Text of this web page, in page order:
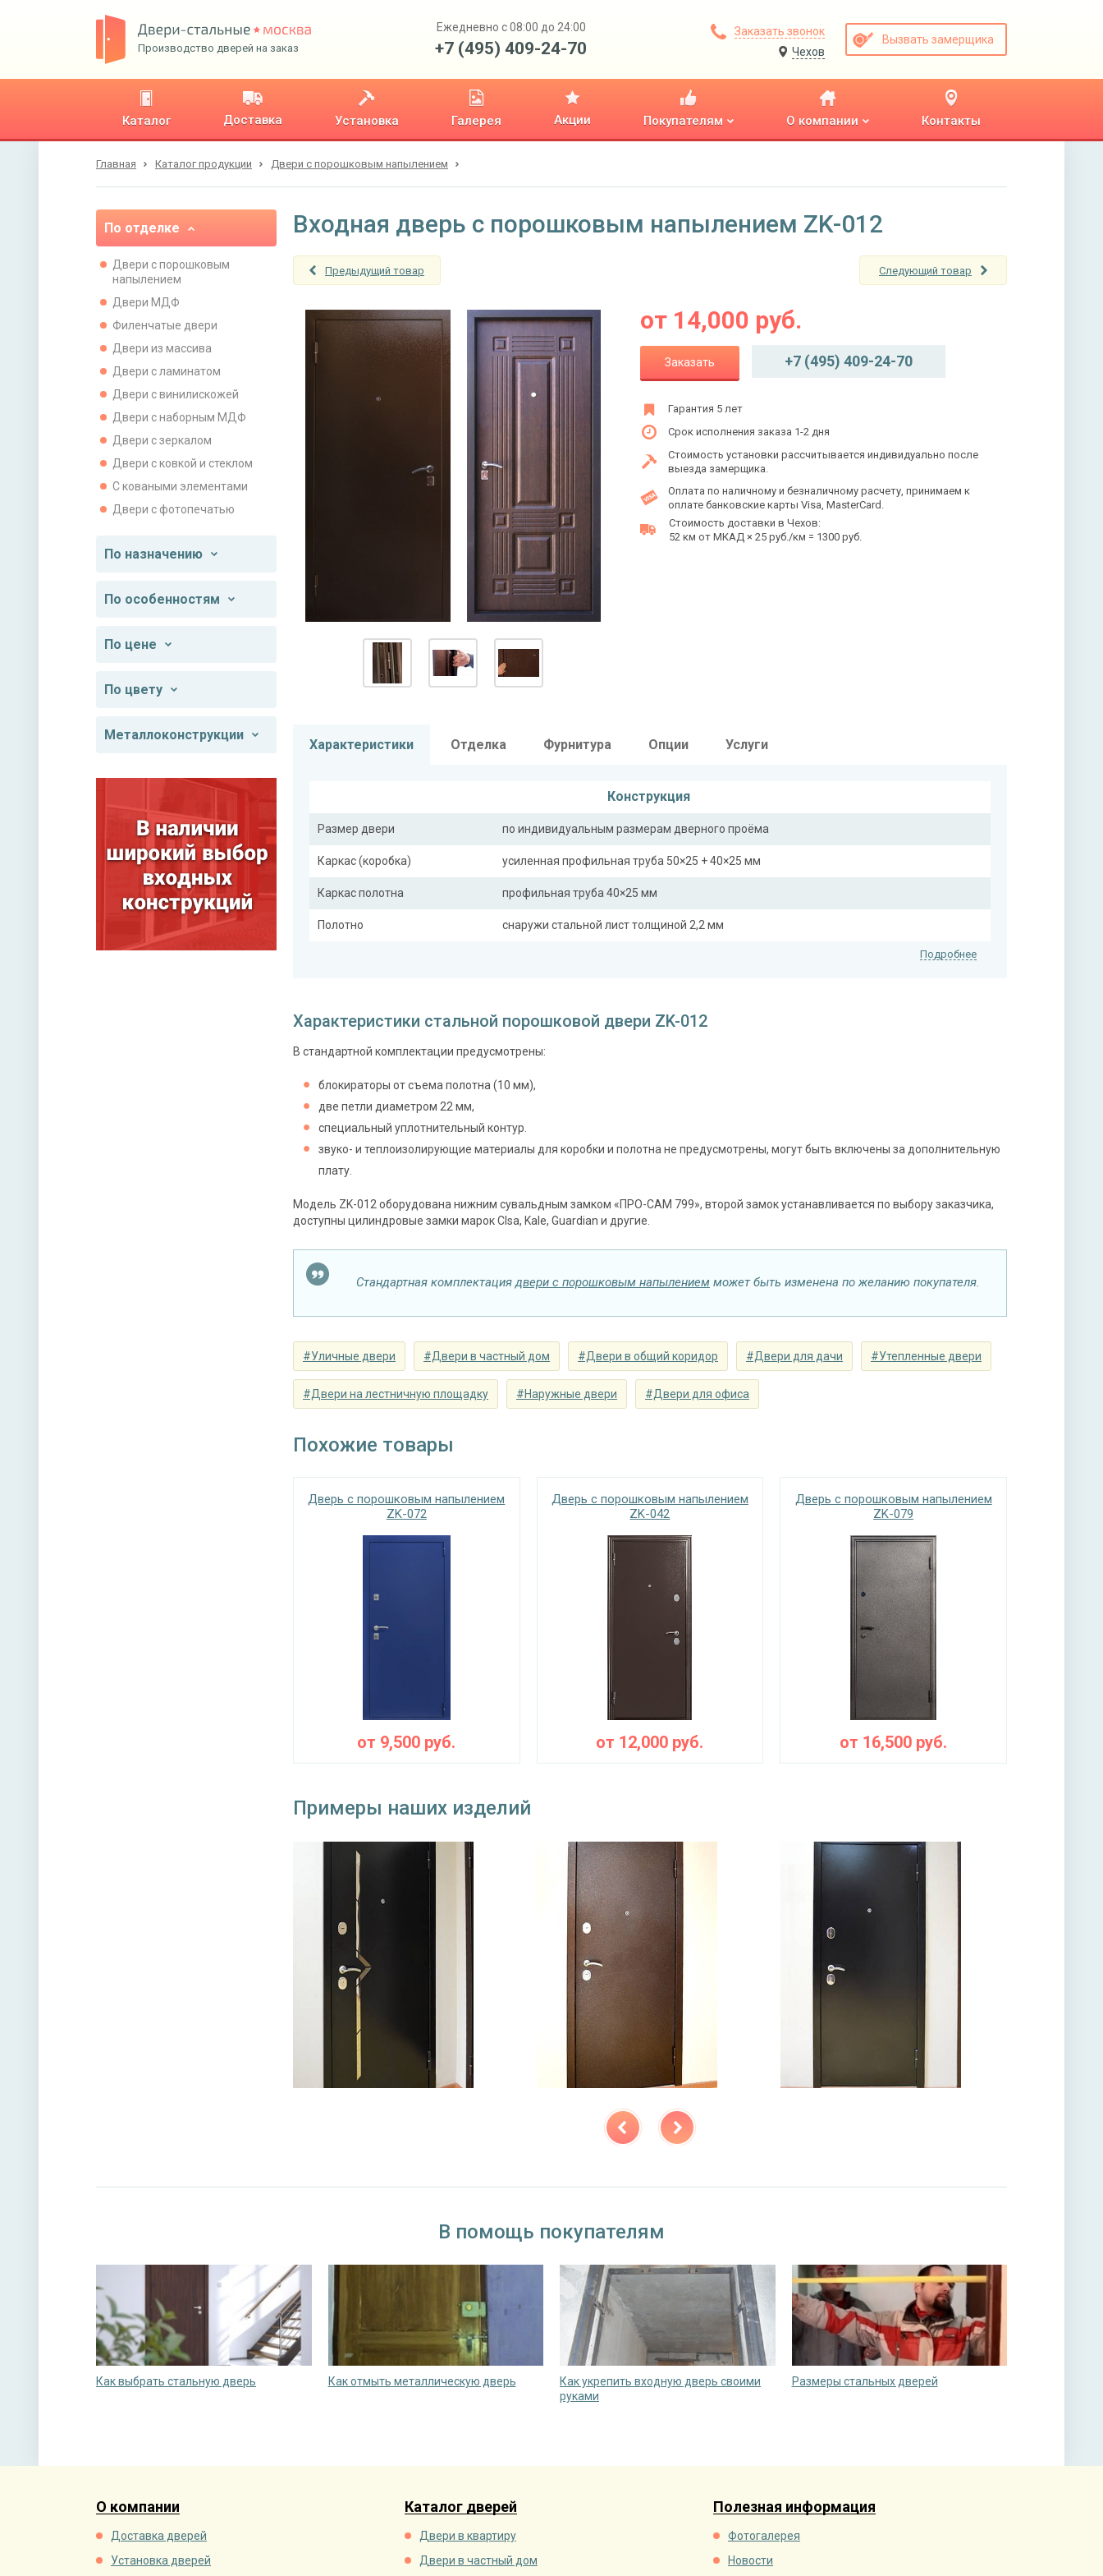
Производство дверей на заказ
Ежедневно с 08:00 до 24:00
+7 (495) 409-24-70
Заказать звонок
Чехов
Вызвать замерщика
Каталог Доставка Установка Галерея Акции Покупателям О компании Контакты
Главная Каталог продукции Двери с порошковым напылением
По отделке
Двери с порошковым
напылением
Двери МДФ
Филенчатые двери
Двери из массива
Двери с ламинатом
Двери с винилискожей
Двери с наборным МДФ
Двери с зеркалом
Двери с ковкой и стеклом
С коваными элементами
Двери с фотопечатью
По назначению
По особенностям
По цене
По цвету
Металлоконструкции
Входная дверь с порошковым напылением ZK-012
Предыдущий товар Следующий товар
от 14,000 руб.
Заказать +7 (495) 409-24-70
Гарантия 5 лет
Срок исполнения заказа 1-2 дня
Стоимость установки рассчитывается индивидуально после
выезда замерщика.
Оплата по наличному и безналичному расчету, принимаем к
оплате банковские карты Visa, MasterCard.
Стоимость доставки в Чехов:
52 км от МКАД × 25 руб./км = 1300 руб.
Характеристики Отделка Фурнитура Опции Услуги
Конструкция
Размер двери по индивидуальным размерам дверного проёма
Каркас (коробка) усиленная профильная труба 50×25 + 40×25 мм
Каркас полотна профильная труба 40×25 мм
Полотно снаружи стальной лист толщиной 2,2 мм
Отделка
Отделка снаружи порошковое напыление (цвет на выбор)
Отделка внутри панель из МДФ 10 мм (цвет и фрезеровка на выбор)
Верхний замок на выбор
Нижний замок
Глазок наблюдения 200°
Противосъемные устройства блокираторы
Звуко- и теплоизоляция двойной контур уплотнения, минераловатная плита URSA или пенопласт (на выбор)
Особенности модели
наружное / внутреннее,
Угол открывания
Подробнее
Характеристики стальной порошковой двери ZK-012
В стандартной комплектации предусмотрены:
блокираторы от съема полотна (10 мм),
две петли диаметром 22 мм,
специальный уплотнительный контур.
звуко- и теплоизолирующие материалы для коробки и полотна не предусмотрены, могут быть включены за дополнительную
плату.
Модель ZK-012 оборудована нижним сувальдным замком «ПРО-САМ 799», второй замок устанавливается по выбору заказчика,
доступны цилиндровые замки марок CIsa, Kale, Guardian и другие.
Стандартная комплектациядвери с порошковым напылением может быть изменена по желанию покупателя.
#Уличные двери #Двери в частный дом #Двери в общий коридор #Двери для дачи #Утепленные двери
#Двери на лестничную площадку #Наружные двери #Двери для офиса
Похожие товары
Дверь с порошковым напылением
ZK-072
от 9,500 руб.
Дверь с порошковым напылением
ZK-042
от 12,000 руб.
Дверь с порошковым напылением
ZK-079
от 16,500 руб.
Примеры наших изделий
В помощь покупателям
Как выбрать стальную дверь Как отмыть металлическую дверь
Как укрепить входную дверь своими
руками
Размеры стальных дверей
О компании
Доставка дверей
Установка дверей
Каталог дверей
Двери в квартиру
Двери в частный дом
Полезная информация
Фотогалерея
Новости